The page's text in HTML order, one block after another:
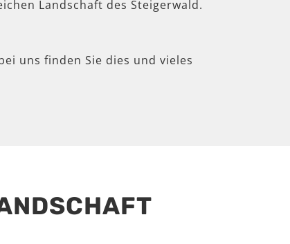
Landschaft des Steigerwald.
uns finden Sie dies und vieles